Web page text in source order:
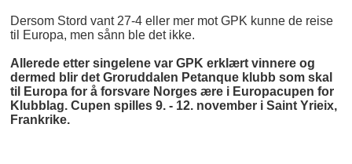
Dersom Stord vant 27-4 eller mer mot GPK kunne de reise
til Europa, men sånn ble det ikke.
Allerede etter singelene var GPK erklært vinnere og
dermed blir det Groruddalen Petanque klubb som skal
til Europa for å forsvare Norges ære i Europacupen for
Klubblag. Cupen spilles 9. - 12. november i Saint Yrieix,
Frankrike.